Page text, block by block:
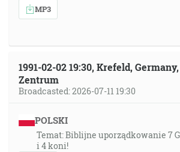
MP3
1991-02-02 19:30, Krefeld,
Zentrum
Broadcasted: 2026-07-11 19:30
POLSKI
Temat: Biblijne uporządkowanie 7
i 4 koni!